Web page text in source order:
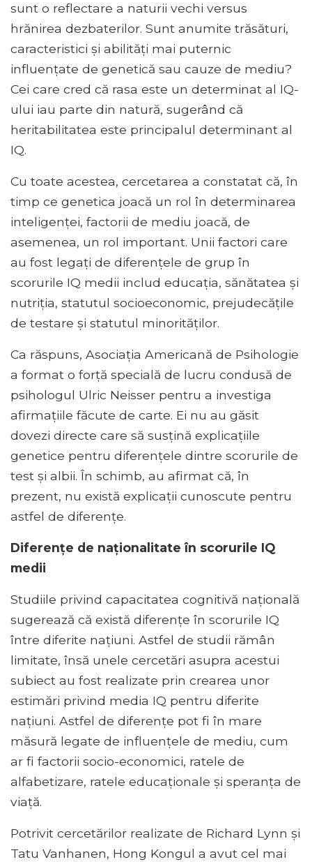
sunt o reflectare a naturii vechi versus
hrănirea dezbaterilor. Sunt anumite trăsături,
caracteristici și abilități mai puternic
influențate de genetică sau cauze de mediu?
Cei care cred că rasa este un determinat al IQ-
ului iau parte din natură, sugerând că
heritabilitatea este principalul determinant al
IQ.
Cu toate acestea, cercetarea a constatat că, în
timp ce genetica joacă un rol în determinarea
inteligenței, factorii de mediu joacă, de
asemenea, un rol important. Unii factori care
au fost legați de diferențele de grup în
scorurile IQ medii includ educația, sănătatea și
nutriția, statutul socioeconomic, prejudecățile
de testare și statutul minorităților.
Ca răspuns, Asociația Americană de Psihologie
a format o forță specială de lucru condusă de
psihologul Ulric Neisser pentru a investiga
afirmațiile făcute de carte. Ei nu au găsit
dovezi directe care să susțină explicațiile
genetice pentru diferențele dintre scorurile de
test și albii. În schimb, au afirmat că, în
prezent, nu există explicații cunoscute pentru
astfel de diferențe.
Diferențe de naționalitate în scorurile IQ
medii
Studiile privind capacitatea cognitivă națională
sugerează că există diferențe în scorurile IQ
între diferite națiuni. Astfel de studii rămân
limitate, însă unele cercetări asupra acestui
subiect au fost realizate prin crearea unor
estimări privind media IQ pentru diferite
națiuni. Astfel de diferențe pot fi în mare
măsură legate de influențele de mediu, cum
ar fi factorii socio-economici, ratele de
alfabetizare, ratele educaționale și speranța de
viață.
Potrivit cercetărilor realizate de Richard Lynn și
Tatu Vanhanen, Hong Kongul a avut cel mai